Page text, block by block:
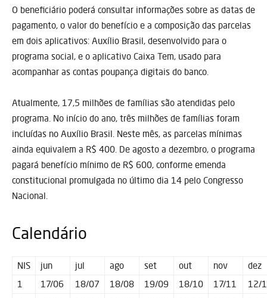
O beneficiário poderá consultar informações sobre as datas de
pagamento, o valor do benefício e a composição das parcelas
em dois aplicativos: Auxílio Brasil, desenvolvido para o
programa social, e o aplicativo Caixa Tem, usado para
acompanhar as contas poupança digitais do banco.
Atualmente, 17,5 milhões de famílias são atendidas pelo
programa. No início do ano, três milhões de famílias foram
incluídas no Auxílio Brasil. Neste mês, as parcelas mínimas
ainda equivalem a R$ 400. De agosto a dezembro, o programa
pagará benefício mínimo de R$ 600, conforme emenda
constitucional promulgada no último dia 14 pelo Congresso
Nacional.
Calendário
NIS jun jul ago set out nov
dez
1
17/06 18/07 18/08 19/09 18/10 17/11
12/